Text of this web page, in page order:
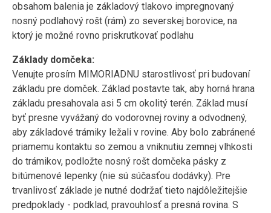
obsahom balenia je základový tlakovo impregnovaný
nosný podlahový rošt (rám) zo severskej borovice, na
ktorý je možné rovno priskrutkovať podlahu
Základy domčeka:
Venujte prosím MIMORIADNU starostlivosť pri budovaní
základu pre domček. Základ postavte tak, aby horná hrana
základu presahovala asi 5 cm okolitý terén. Základ musí
byť presne vyvážaný do vodorovnej roviny a odvodnený,
aby základové trámiky ležali v rovine. Aby bolo zabránené
priamemu kontaktu so zemou a vniknutiu zemnej vlhkosti
do trámikov, podložte nosný rošt domčeka pásky z
bitúmenové lepenky (nie sú súčasťou dodávky). Pre
trvanlivosť základe je nutné dodržať tieto najdôležitejšie
predpoklady - podklad, pravouhlosť a presná rovina. S